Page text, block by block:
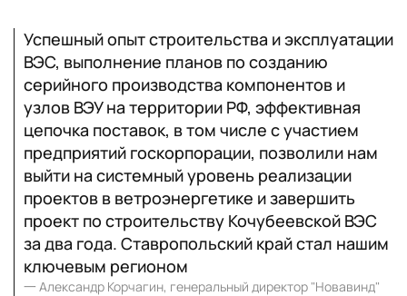
Успешный опыт строительства и эксплуатации
ВЭС, выполнение планов по созданию
серийного производства компонентов и
узлов ВЭУ на территории РФ, эффективная
цепочка поставок, в том числе с участием
предприятий госкорпорации, позволили нам
выйти на системный уровень реализации
проектов в ветроэнергетике и завершить
проект по строительству Кочубеевской ВЭС
за два года. Ставропольский край стал нашим
ключевым регионом
一 Александр Корчагин, генеральный директор "Новавинд"